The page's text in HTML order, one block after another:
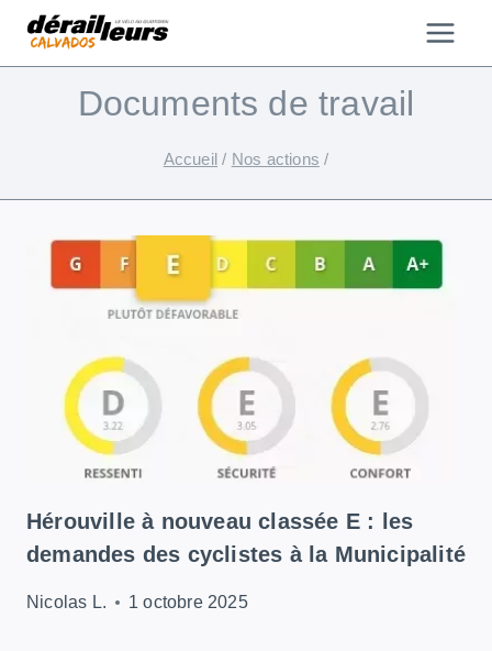
Aller
Documents de travail
Accueil / Nos actions /
Hérouville à nouveau classée E : les
demandes des cyclistes à la Municipalité
Nicolas L. 1 octobre 2025